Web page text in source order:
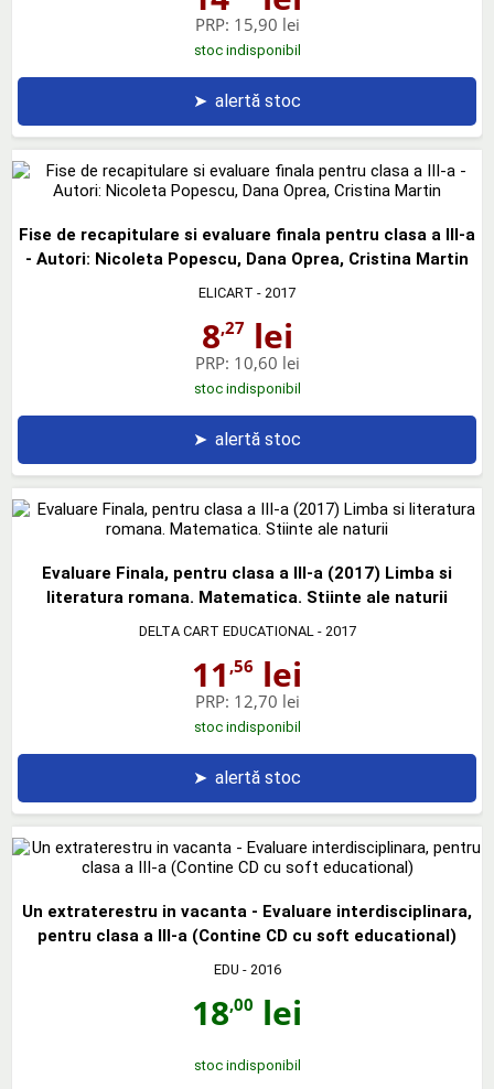
PRP: 15,90 lei
stoc indisponibil
➤ alertă stoc
Fise de recapitulare si evaluare finala pentru clasa a III-a
- Autori: Nicoleta Popescu, Dana Oprea, Cristina Martin
ELICART - 2017
8,27lei
PRP: 10,60 lei
stoc indisponibil
➤ alertă stoc
Evaluare Finala, pentru clasa a III-a (2017) Limba si
literatura romana. Matematica. Stiinte ale naturii
DELTA CART EDUCATIONAL- 2017
11 ,56 lei
PRP: 12,70 lei
stoc indisponibil
➤ alertă stoc
Un extraterestru in vacanta - Evaluare interdisciplinara,
pentru clasa a III-a (Contine CD cu soft educational)
EDU - 2016
18,00 lei
stoc indisponibil